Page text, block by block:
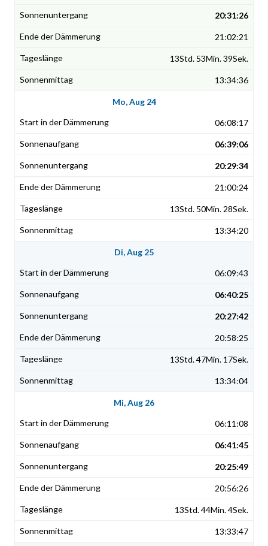
20:31:26
21:02:21
13Std. 53Min. 39Sek.
13:34:36
Mo, Aug 24
06:08:17
06:39:06
20:29:34
21:00:24
13Std. 50Min. 28Sek.
13:34:20
Di, Aug 25
06:09:43
06:40:25
20:27:42
20:58:25
13Std. 47Min. 17Sek.
13:34:04
Mi, Aug 26
06:11:08
06:41:45
20:25:49
20:56:26
13Std. 44Min. 4Sek.
13:33:47